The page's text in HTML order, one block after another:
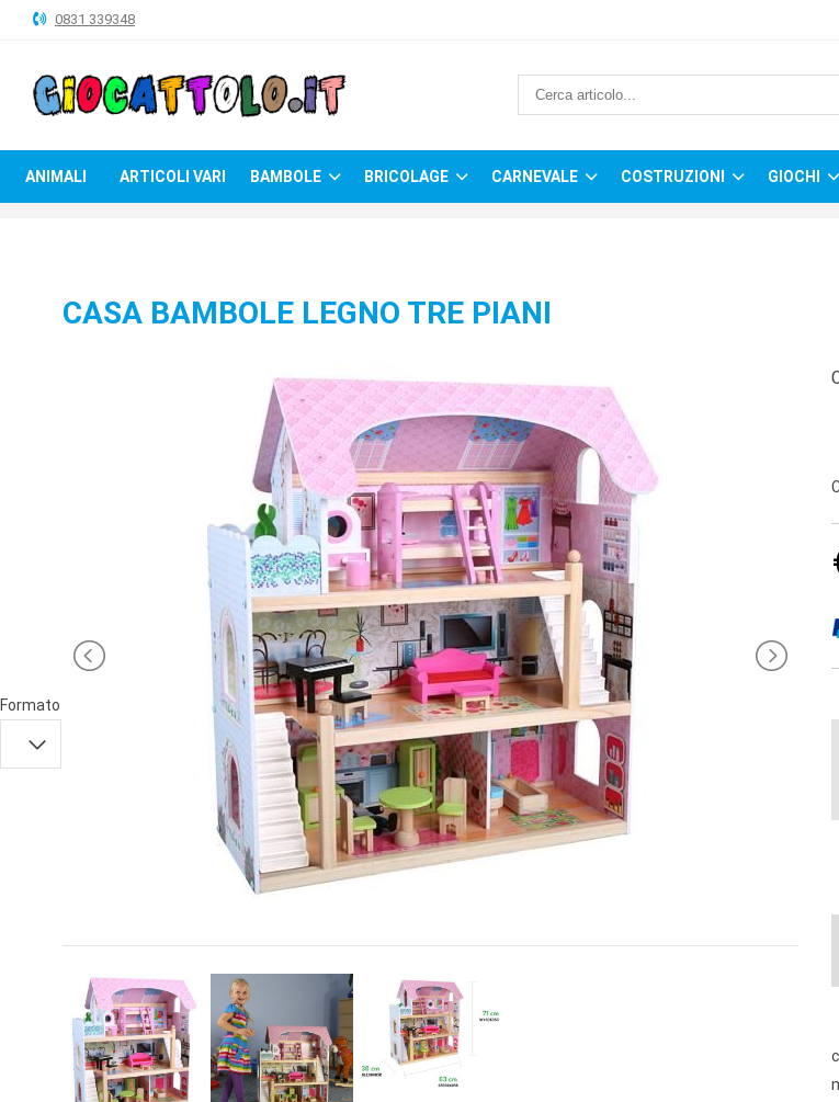
ANIMALI
BAMBOLE
BORSETTE
0831 339348
ANIMALI ARTICOLI VARI BAMBOLE BRICOLAGE CARNEVALE COSTRUZIONI GIOCHI
CASA BAMBOLE LEGNO TRE PIANI
Formato